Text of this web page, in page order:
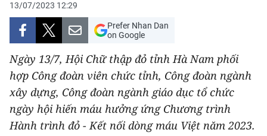
VĂN HÓA
XÃ HỘI
PHÁP LUẬT
DU LỊCH
THẾ GIỚI
13/07/2023 12:29
Prefer Nhan Dan
on Google
Ngày 13/7, Hội Chữ thập đỏ tỉnh Hà Nam phối
hợp Công đoàn viên chức tỉnh, Công đoàn ngành
xây dựng, Công đoàn ngành giáo dục tổ chức
ngày hội hiến máu hưởng ứng Chương trình
Hành trình đỏ - Kết nối dòng máu Việt năm 2023.